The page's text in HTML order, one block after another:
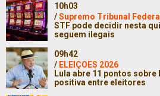
10h03
/Supremo Tribunal Federal
STF pode decidir nesta
seguem ilegais
09h42
/ ELEIÇOES 2026
Lula abre 11 pontos sobre
positiva entre eleitores